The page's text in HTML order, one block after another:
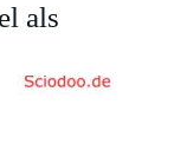
als